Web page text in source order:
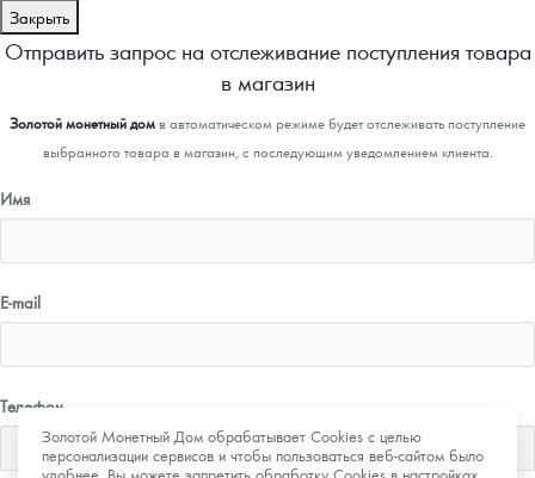
Золотой Монетный Дом обрабатывает Cookies с целью
персонализации сервисов и чтобы пользоваться веб-сайтом было
удобнее. Вы можете запретить обработку Cookies в настройках
Закрыть
Отправить запрос на отслеживание поступления товара
в магазин
Золотой монетный домв автоматическом режиме будет отслеживать поступление
выбранного товара в магазин, с последующим уведомлением клиента.
Имя
E-mail
Телефон